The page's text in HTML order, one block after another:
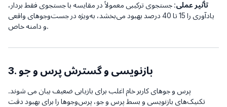
تأثیر عملی: جستجوی ترکیبی معمولاً در مقایسه با جستجوی فقط بردار،
یادآوری را 15 تا 40 درصد بهبود می‌بخشد، به‌ویژه در جست‌وجوهای واقعی
و دامنه خاص.
3. بازنویسی و گسترش پرس و جو
پرس و جوهای کاربر خام اغلب برای بازیابی ضعیف بیان می شوند.
تکنیک‌های بازنویسی و بسط پرس و جو، پرس‌و‌جوها را برای بهبود دقت